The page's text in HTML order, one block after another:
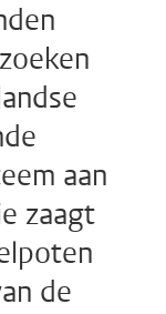
aan
zaagt
de